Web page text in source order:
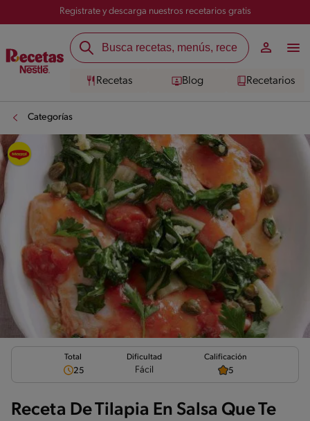
Registrate y descarga nuestros recetarios gratis
Recetas Blog Recetarios
Categorías
Total
25
Dificultad
Fácil
Calificación
5
Receta De Tilapia En Salsa Que Te